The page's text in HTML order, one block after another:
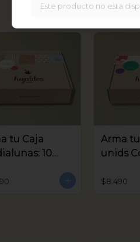
tu Caja
10
Arma tu
unids
$8.490
Este producto no esta